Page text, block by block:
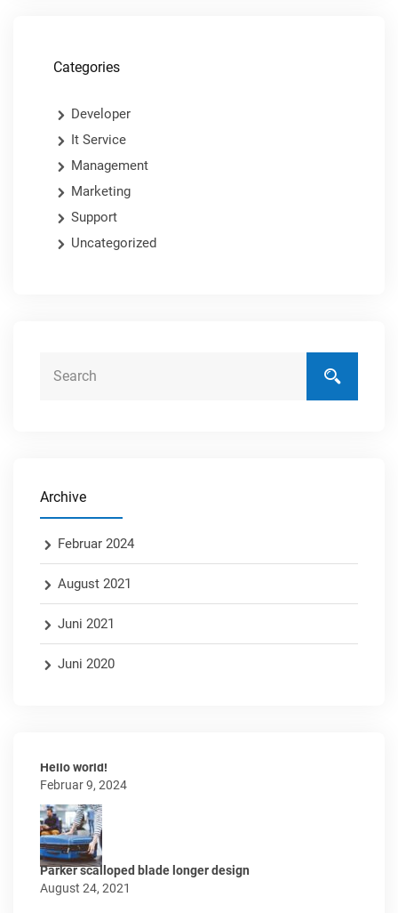
Categories
Developer
It Service
Management
Marketing
Support
Uncategorized
Archive
Februar 2024
August 2021
Juni 2021
Juni 2020
Hello world!
Februar 9, 2024
Parker scalloped blade longer design
August 24, 2021